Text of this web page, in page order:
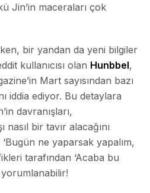
Jin’in maceraları çok
bir yandan da yeni bilgiler
kullanıcısı olan Hunbbel,
Mart sayısından bazı
iddia ediyor. Bu detaylara
davranışları,
bir tavır alacağını
ne yaparsak yapalım,
tarafından ‘Acaba bu
yorumlanabilir!